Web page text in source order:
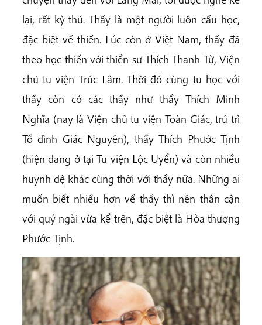
lại, rất kỳ thú. Thầy là một người luôn cầu học,
đặc biệt về thiền. Lúc còn ở Việt Nam, thầy đã
theo học thiền với thiền sư Thích Thanh Từ, Viện
chủ tu viện Trúc Lâm. Thời đó cùng tu học với
thầy còn có các thầy như thầy Thích Minh
Nghĩa (nay là Viện chủ tu viện Toàn Giác, trú trì
Tổ đình Giác Nguyên), thầy Thích Phước Tịnh
(hiện đang ở tại Tu viện Lộc Uyển) và còn nhiều
huynh đệ khác cùng thời với thầy nữa. Những ai
muốn biết nhiều hơn về thầy thì nên thân cận
với quý ngài vừa kể trên, đặc biệt là Hòa thượng
Phước Tịnh.